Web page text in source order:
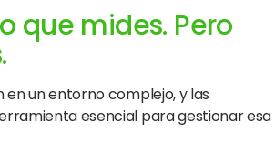
que mides. Pero
en un entorno complejo, y las
esencial para gestionar esa